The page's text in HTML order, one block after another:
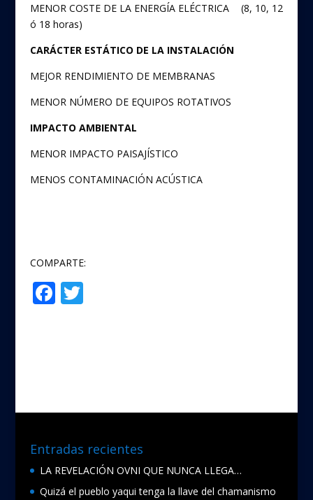
MENOR COSTE DE LA ENERGÍA ELÉCTRICA (8, 10, 12
ó 18 horas)
CARÁCTER ESTÁTICO DE LA INSTALACIÓN
MEJOR RENDIMIENTO DE MEMBRANAS
MENOR NÚMERO DE EQUIPOS ROTATIVOS
IMPACTO AMBIENTAL
MENOR IMPACTO PAISAJÍSTICO
MENOS CONTAMINACIÓN ACÚSTICA
COMPARTE:
F
o
T
Entradas recientes
LA REVELACIÓN OVNI QUE NUNCA LLEGA…
Quizá el pueblo yaqui tenga la llave del chamanismo